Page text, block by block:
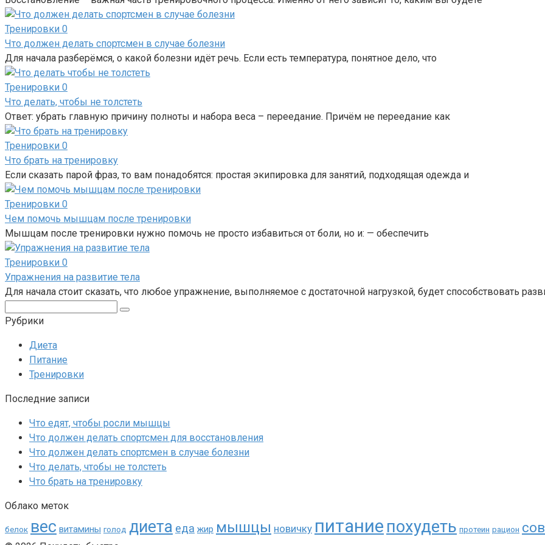
Тренировки 0
Что должен делать спортсмен в случае болезни
Для начала разберёмся, о какой болезни идёт речь. Если есть температура, понятное дело, что
Тренировки 0
Что делать, чтобы не толстеть
Ответ: убрать главную причину полноты и набора веса – переедание. Причём не переедание как
Тренировки 0
Что брать на тренировку
Если сказать парой фраз, то вам понадобятся: простая экипировка для занятий, подходящая одежда и
Тренировки 0
Чем помочь мышцам после тренировки
Мышцам после тренировки нужно помочь не просто избавиться от боли, но и: — обеспечить
Тренировки 0
Упражнения на развитие тела
Для начала стоит сказать, что любое упражнение, выполняемое с достаточной нагрузкой, будет способствовать
Рубрики
Диета
Питание
Тренировки
Последние записи
Что едят, чтобы росли мышцы
Что должен делать спортсмен для восстановления
Что должен делать спортсмен в случае болезни
Что делать, чтобы не толстеть
Что брать на тренировку
Облако меток
белок вес витамины голод диета еда жир мышцы новичку питание похудеть протеин рацион